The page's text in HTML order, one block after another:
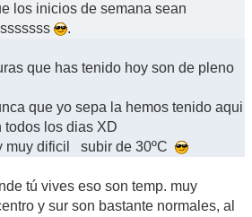
los inicios de semana sean
.
que has tenido hoy son de pleno
que yo sepa la hemos tenido aqui
todos los dias XD
muy dificil subir de 30ºC
tú vives eso son temp. muy
y sur son bastante normales, al